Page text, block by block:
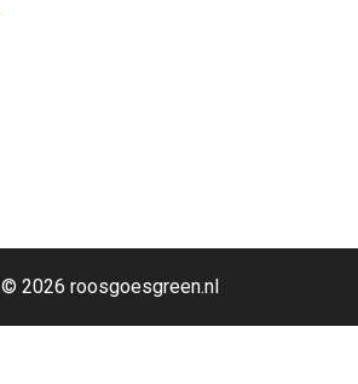
© 2026 roosgoesgreen.nl